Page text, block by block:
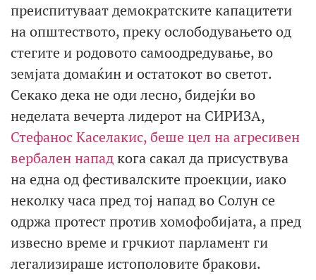
преиспитуваат демократските капацитети
на општеството, преку ослободувањето од
стегите и родовото самоодредување, во
земјата домаќин и остатокот во светот.
Секако дека не оди лесно, бидејќи во
неделата вечерта лидерот на СИРИЗА,
Стефанос Каселакис, беше цел на агресивен
вербален нападкога сакал да присуствува
на една од фестивалските проекции, иако
неколку часа пред тој напад во Солун се
одржа протест против хомофобијата, а пред
извесно време и грчкиот парламент ги
легализираше истополовите бракови.